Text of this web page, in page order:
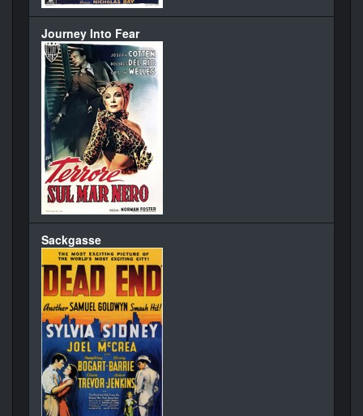
Journey Into Fear
Sackgasse